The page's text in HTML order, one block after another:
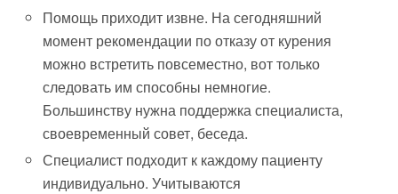
Помощь приходит извне. На сегодняшний
момент рекомендации по отказу от курения
можно встретить повсеместно, вот только
следовать им способны немногие.
Большинству нужна поддержка специалиста,
своевременный совет, беседа.
Специалист подходит к каждому пациенту
индивидуально. Учитываются